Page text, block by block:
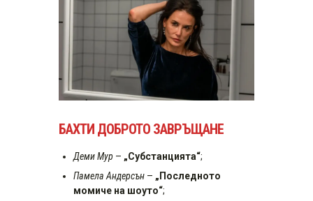
БАХТИ ДОБРОТО ЗАВРЪЩАНЕ
Деми Мур – „Субстанцията“;
Памела Андерсън – „Последното
момиче на шоуто“;